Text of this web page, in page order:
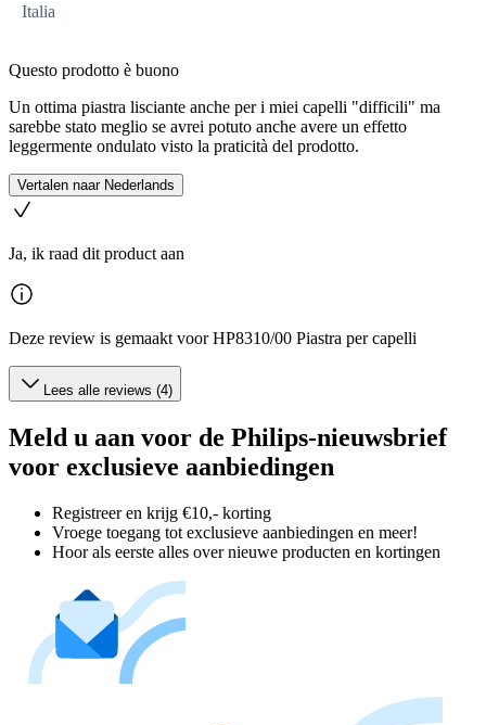
Italia
Questo prodotto è buono
Un ottima piastra lisciante anche per i miei capelli "difficili" ma
sarebbe stato meglio se avrei potuto anche avere un effetto
leggermente ondulato visto la praticità del prodotto.
Vertalen naar Nederlands
Ja, ik raad dit product aan
Deze review is gemaakt voor HP8310/00 Piastra per capelli
Lees alle reviews (4)
Meld u aan voor de Philips-nieuwsbrief
voor exclusieve aanbiedingen
Registreer en krijg €10,- korting
Vroege toegang tot exclusieve aanbiedingen en meer!
Hoor als eerste alles over nieuwe producten en kortingen